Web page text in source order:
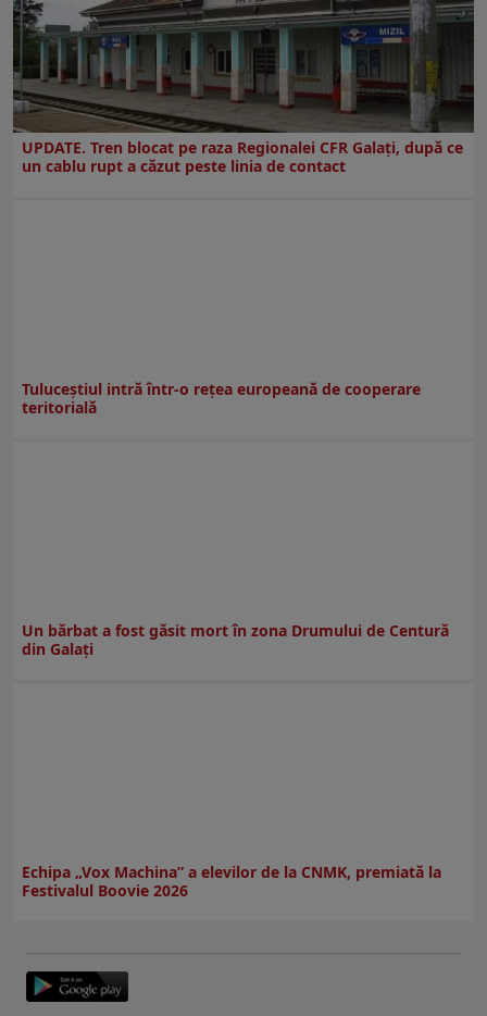
UPDATE. Tren blocat pe raza Regionalei CFR Galați, după ce
un cablu rupt a căzut peste linia de contact
Tuluceștiul intră într-o rețea europeană de cooperare
teritorială
Un bărbat a fost găsit mort în zona Drumului de Centură
din Galați
Echipa „Vox Machina” a elevilor de la CNMK, premiată la
Festivalul Boovie 2026